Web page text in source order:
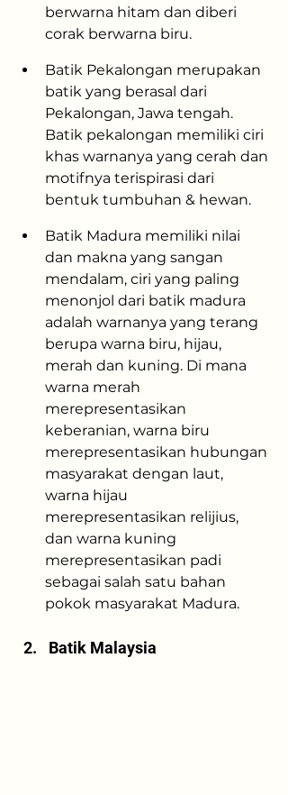
berwarna hitam dan diberi
corak berwarna biru.
Batik Pekalongan merupakan
batik yang berasal dari
Pekalongan, Jawa tengah.
Batik pekalongan memiliki ciri
khas warnanya yang cerah dan
motifnya terispirasi dari
bentuk tumbuhan & hewan.
Batik Madura memiliki nilai
dan makna yang sangan
mendalam, ciri yang paling
menonjol dari batik madura
adalah warnanya yang terang
berupa warna biru, hijau,
merah dan kuning. Di mana
warna merah
merepresentasikan
keberanian, warna biru
merepresentasikan hubungan
masyarakat dengan laut,
warna hijau
merepresentasikan relijius,
dan warna kuning
merepresentasikan padi
sebagai salah satu bahan
pokok masyarakat Madura.
Batik Malaysia